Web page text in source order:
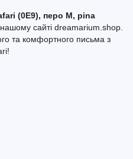
(0E9), перо M, pina
сайті dreamarium.shop.
та комфортного письма з